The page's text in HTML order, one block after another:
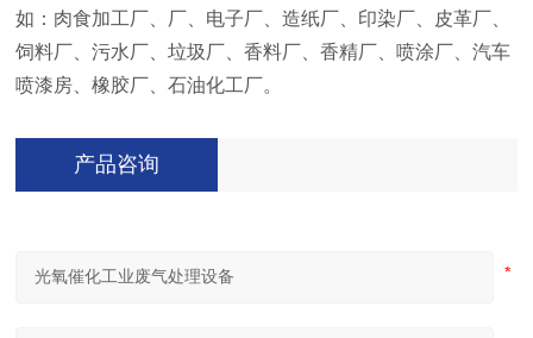
如：肉食加工厂、厂、电子厂、造纸厂、印染厂、皮革厂、
饲料厂、污水厂、垃圾厂、香料厂、香精厂、喷涂厂、汽车
喷漆房、橡胶厂、石油化工厂。
产品咨询